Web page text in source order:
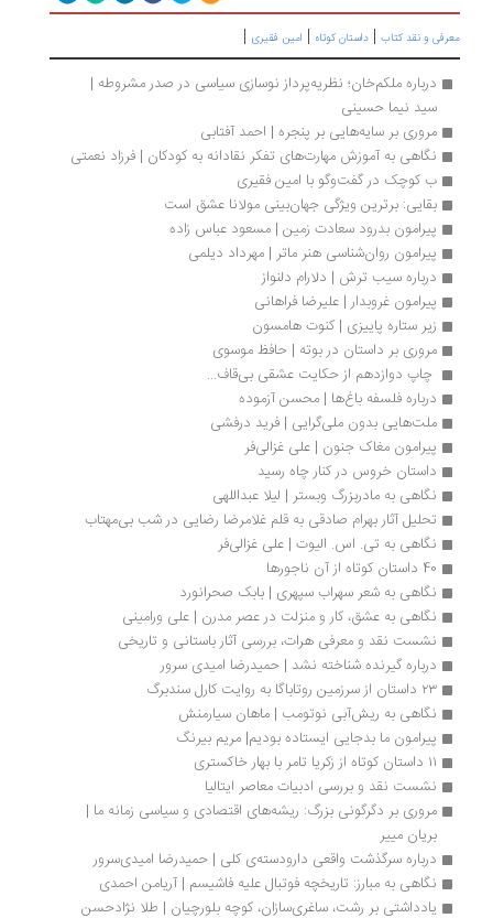
و نقد کتاب|داستان کوتاه|امین فقیری|
درباره ملکم‌خان؛ نظریه‌پرداز نوسازی سیاسی در صدر مشروطه |
سید نیما حسینی
مروری بر سایه‌هایی بر پنجره | احمد آفتابی
نگاهی به آموزش مهارت‌های تفکر نقادانه به کودکان | فرزاد نعمتی
ب کوچک در گفت‌وگو با امین فقیری
بقایی: برترین ویژگی جهان‌بینی مولانا عشق است
پیرامون بدرود سعادت زمین | مسعود عباس زاده
پیرامون روان‌شناسی هنر ماتر | مهرداد دیلمی
درباره سیب ترش | دلارام دلنواز
پیرامون غروبدار | علیرضا فراهانی
زیر ستاره پاییزی | کنوت هامسون
مروری بر داستان در بوته | ‌حافظ موسوی
چاپ دوازدهم از حکایت عشقی بی‌قاف...
درباره فلسفه باغ‌ها | محسن آزموده
ملت‌هایی بدون ملی‌گرایی | فرید درفشی
پیرامون مغاک جنون | علی غزالی‌فر
داستان‌ خروس در کنار چاه رسید
نگاهی به مادربزرگ وبستر | لیلا عبداللهی
تحلیل آثار بهرام صادقی به قلم غلامرضا رضایی در شب بی‌مهتاب
نگاهی به تی. اس. الیوت | علی غزالی‌فر
نگاهی به شعر سهراب سپهری | بابک صحرانورد
نگاهی به عشق، کار و منزلت در عصر مدرن | علی ورامینی
نشست نقد و معرفی هرات، بررسی آثار باستانی و تاریخی
درباره گیرنده شناخته نشد | حمیدرضا امیدی سرور
نگاهی به ریش‌آبی نوتومب | ماهان سیارمنش
پیرامون ما بدجایی ایستاده بودیم| مریم بیرنگ
نشست نقد و بررسی ادبیات معاصر ایتالیا
مروری بر دگرگونی بزرگ: ریشه‌های اقتصادی و سیاسی زمانه ما |
بریان مییر
درباره سرگذشت واقعی دارودسته‌ی کلی | حمیدرضا امیدی‌سرور
نگاهی به مبارز: تاریخچه فوتبال علیه فاشیسم | آریامن احمدی
یادداشتی بر رشت، ساغری‌سازان، کوچه بلورچیان | طلا نژاد‌حسن